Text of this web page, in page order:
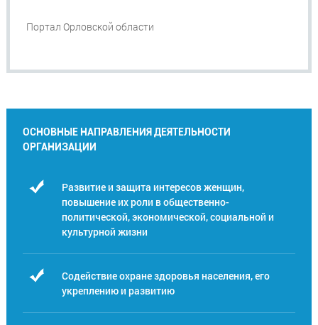
Портал Орловской области
ОСНОВНЫЕ НАПРАВЛЕНИЯ ДЕЯТЕЛЬНОСТИ
ОРГАНИЗАЦИИ
Развитие и защита интересов женщин,
повышение их роли в общественно-
политической, экономической, социальной и
культурной жизни
Содействие охране здоровья населения, его
укреплению и развитию